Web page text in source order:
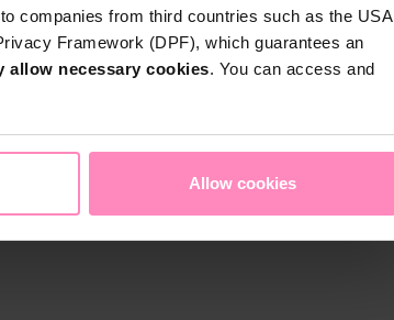
companies from third countries such as the USA
Framework (DPF), which guarantees an
allow necessary cookies. You can access and
Allow cookies